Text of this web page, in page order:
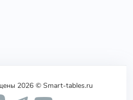
2026 © Smart-tables.ru